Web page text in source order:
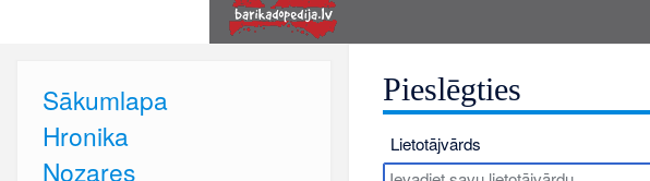
Pieslēgties
Lietotājvārds
Sākumlapa
Hronika
Nozares